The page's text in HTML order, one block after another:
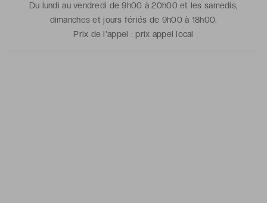
Du lundi au vendredi de 9h00 à 20h00 et les samedis,
dimanches et jours fériés de 9h00 à 18h00.
Prix de l'appel :prix appel local